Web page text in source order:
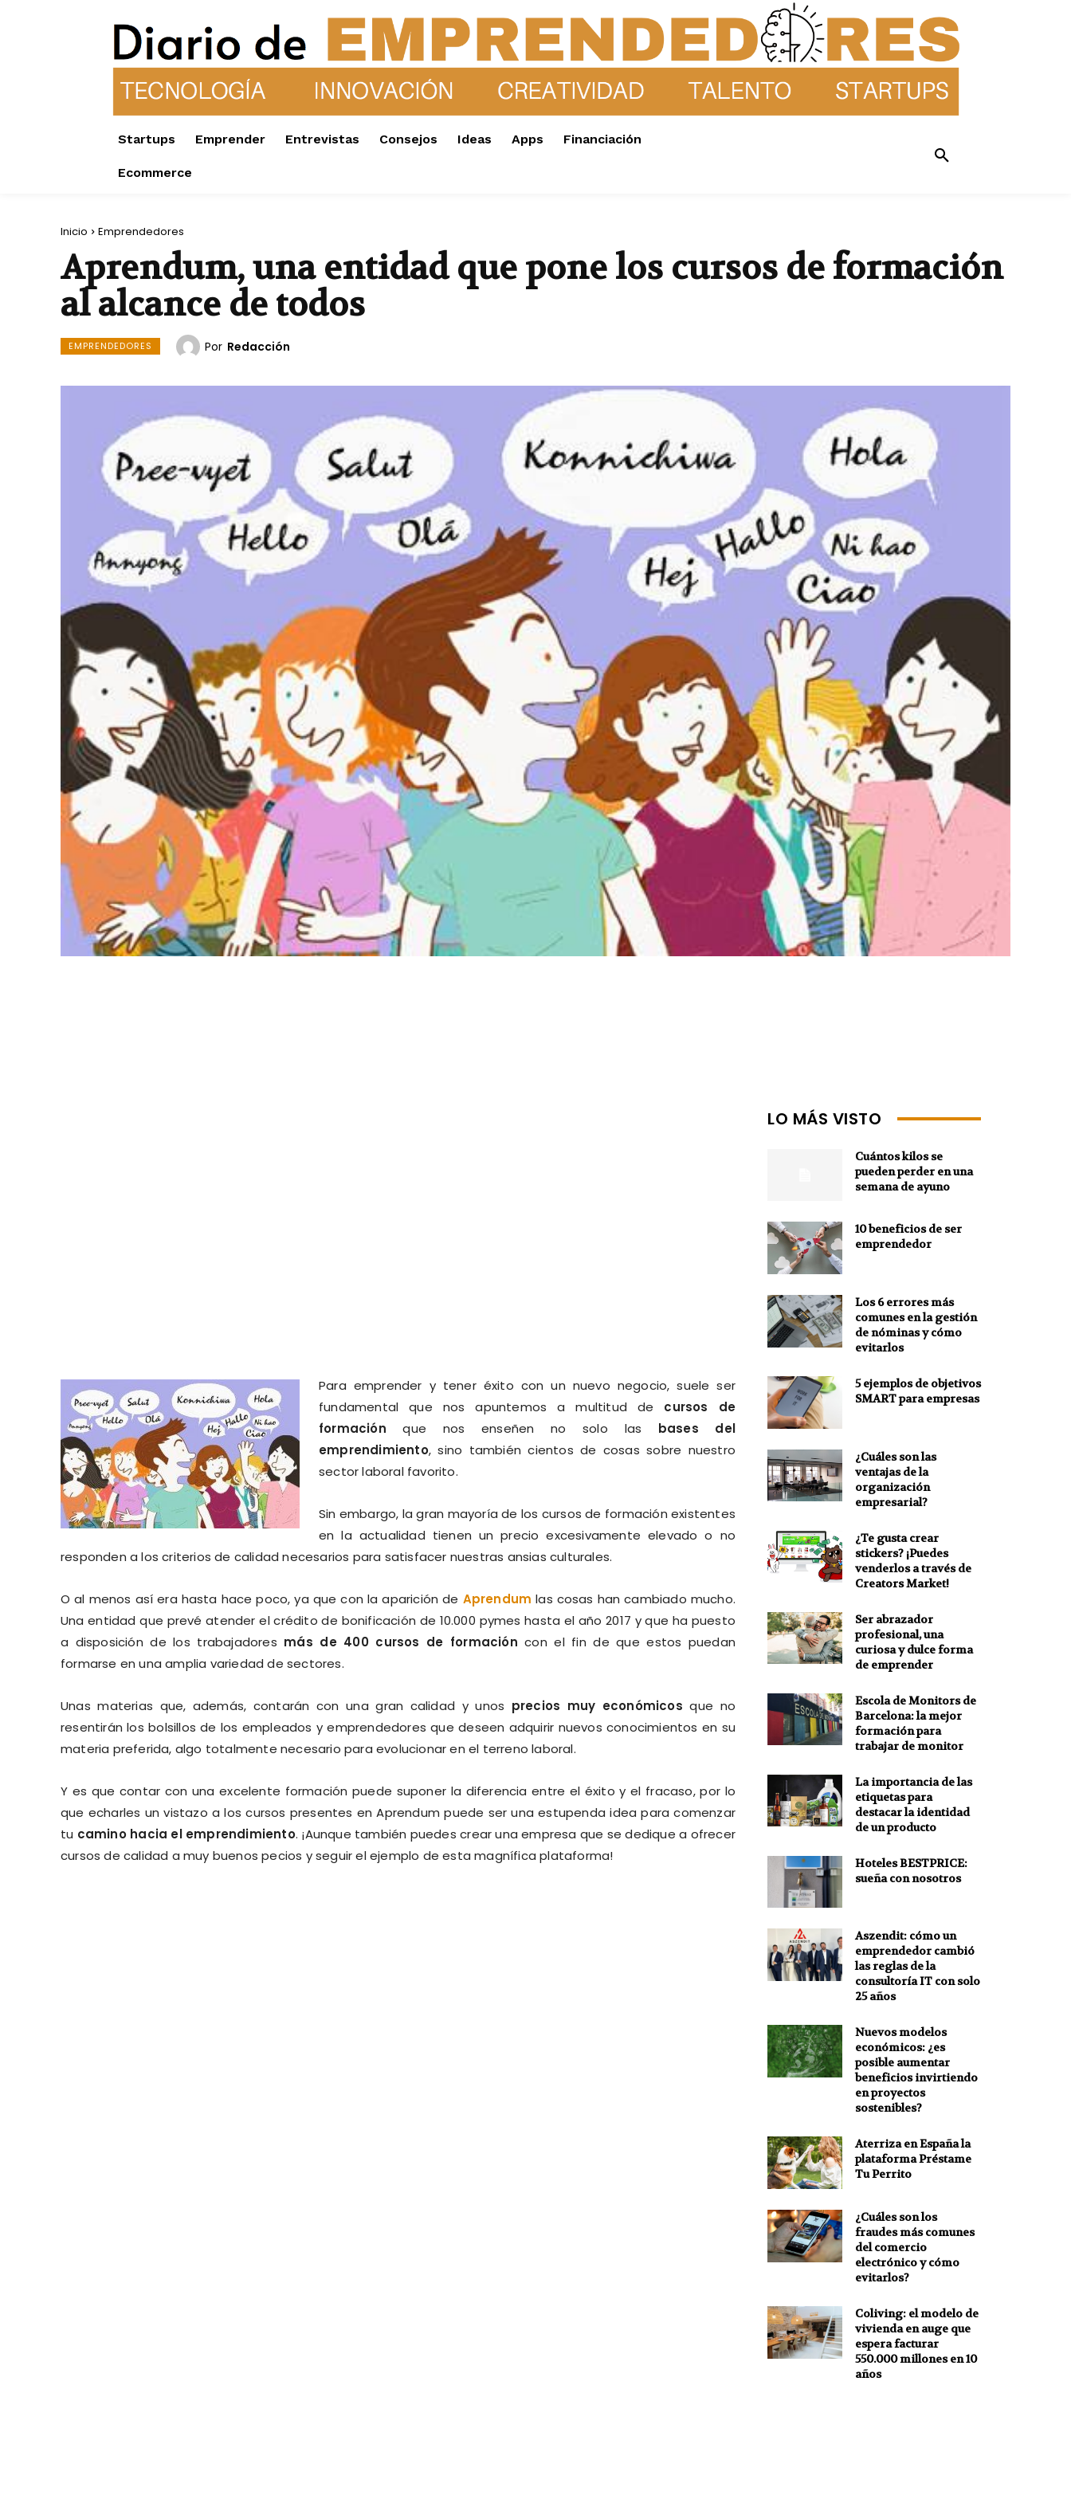
Startups Emprender Entrevistas Consejos Ideas Apps Financiación
Ecommerce
Inicio Emprendedores
Aprendum, una entidad que pone los cursos de formación
al alcance de todos
EMPRENDEDORES Por Redacción
Para emprender y tener éxito con un nuevo negocio, suele ser
fundamental que nos apuntemos a multitud de cursos de
formación que nos enseñen no solo las bases del
emprendimiento, sino también cientos de cosas sobre nuestro
sector laboral favorito.
Sin embargo, la gran mayoría de los cursos de formación existentes
en la actualidad tienen un precio excesivamente elevado o no
responden a los criterios de calidad necesarios para satisfacer nuestras ansias culturales.
O al menos así era hasta hace poco, ya que con la aparición de Aprendum las cosas han cambiado mucho.
Una entidad que prevé atender el crédito de bonificación de 10.000 pymes hasta el año 2017 y que ha puesto
a disposición de los trabajadores más de 400 cursos de formación con el fin de que estos puedan
formarse en una amplia variedad de sectores.
Unas materias que, además, contarán con una gran calidad y unos precios muy económicos que no
resentirán los bolsillos de los empleados y emprendedores que deseen adquirir nuevos conocimientos en su
materia preferida, algo totalmente necesario para evolucionar en el terreno laboral.
Y es que contar con una excelente formación puede suponer la diferencia entre el éxito y el fracaso, por lo
que echarles un vistazo a los cursos presentes en Aprendum puede ser una estupenda idea para comenzar
tu camino hacia el emprendimiento. ¡Aunque también puedes crear una empresa que se dedique a ofrecer
cursos de calidad a muy buenos pecios y seguir el ejemplo de esta magnífica plataforma!
LO MÁS VISTO
Cuántos kilos se
pueden perder en una
semana de ayuno
10 beneficios de ser
emprendedor
Los 6 errores más
comunes en la gestión
de nóminas y cómo
evitarlos
5 ejemplos de objetivos
SMART para empresas
¿Cuáles son las
ventajas de la
organización
empresarial?
¿Te gusta crear
stickers? ¡Puedes
venderlos a través de
Creators Market!
Ser abrazador
profesional, una
curiosa y dulce forma
de emprender
Escola de Monitors de
Barcelona: la mejor
formación para
trabajar de monitor
La importancia de las
etiquetas para
destacar la identidad
de un producto
Hoteles BESTPRICE:
sueña con nosotros
Aszendit: cómo un
emprendedor cambió
las reglas de la
consultoría IT con solo
25 años
Nuevos modelos
económicos: ¿es
posible aumentar
beneficios invirtiendo
en proyectos
sostenibles?
Aterriza en España la
plataforma Préstame
Tu Perrito
¿Cuáles son los
fraudes más comunes
del comercio
electrónico y cómo
evitarlos?
Coliving: el modelo de
vivienda en auge que
espera facturar
550.000 millones en 10
años